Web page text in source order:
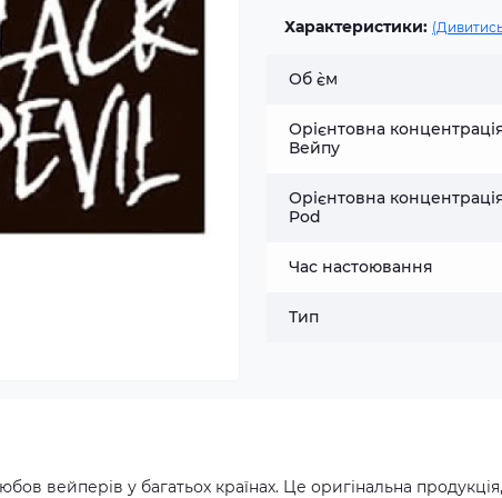
Характеристики:
Об `єм
Орієнтовна
Вейпу
Орієнтовна
Pod
Час настоювання
Тип
вейперів у багатьох країнах. Це оригінальна продукція,